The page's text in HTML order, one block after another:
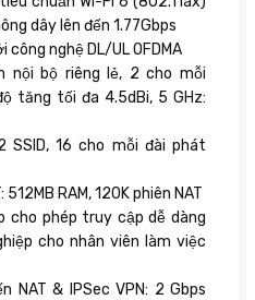
dây lên đến 1.77Gbps
công nghệ DL/UL OFDMA
nội bộ riêng lẻ, 2 cho mỗi
tăng tối đa 4.5dBi, 5 GHz:
SSID, 16 cho mỗi đài phát
512MB RAM, 120K phiên NAT
cho phép truy cập dễ dàng
cho nhân viên làm việc
NAT & IPSec VPN: 2 Gbps